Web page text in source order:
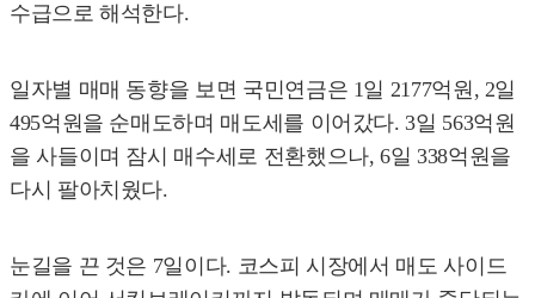
수급으로 해석한다.
일자별 매매 동향을 보면 국민연금은 1일 2177억원, 2일
495억원을 순매도하며 매도세를 이어갔다. 3일 563억원
을 사들이며 잠시 매수세로 전환했으나, 6일 338억원을
다시 팔아치웠다.
눈길을 끈 것은 7일이다. 코스피 시장에서 매도 사이드